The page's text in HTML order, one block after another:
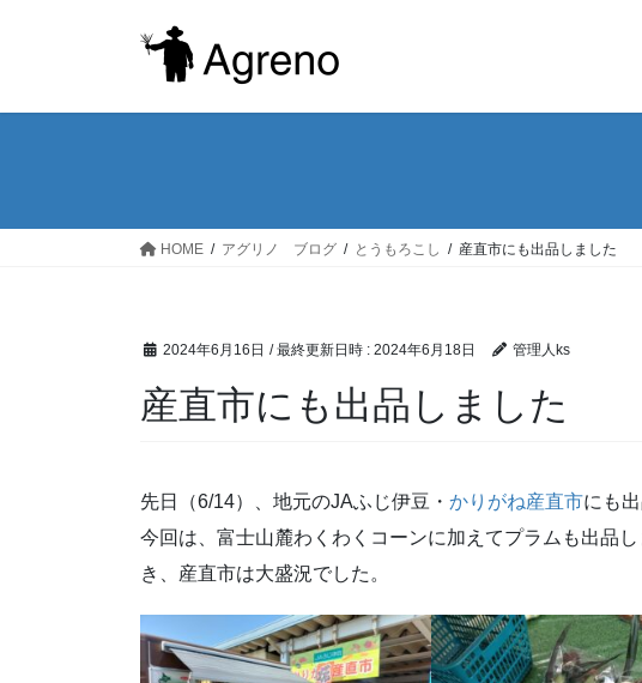
HOME アグリノ ブログ とうもろこし 産直市にも出品しました
2024年6月16日 / 最終更新日時 : 2024年6月18日 管理人ks
産直市にも出品しました
先日（6/14）、地元のJAふじ伊豆・ かりがね産直市にも
今回は、富士山麓わくわくコーンに加えてプラムも出品
き、産直市は大盛況でした。